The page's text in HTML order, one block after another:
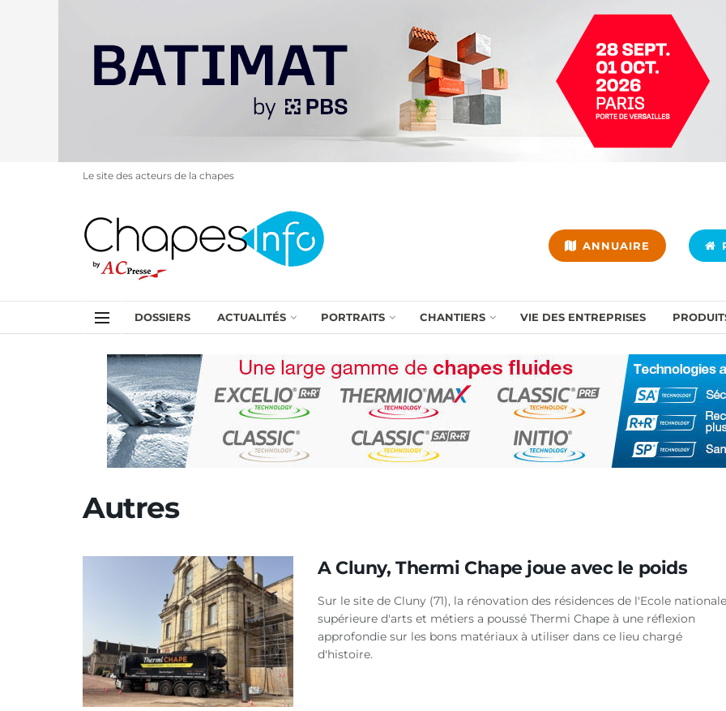
Le site des acteurs de la chapes
ANNUAIRE
DOSSIERS ACTUALITÉS PORTRAITS CHANTIERS VIE DES ENTREPRISES
Autres
A Cluny, Thermi Chape joue avec le poids
Sur le site de Cluny (71), la rénovation des résidences de l'Ecole nationale
supérieure d'arts et métiers a poussé Thermi Chape à une réflexion
approfondie sur les bons matériaux à utiliser dans ce lieu chargé
d'histoire.